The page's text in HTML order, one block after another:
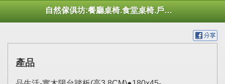
自然傢俱坊:餐廳桌椅.食堂桌椅.戶外桌椅.休閒桌椅.幼托桌椅.庭院市集陽傘
產品